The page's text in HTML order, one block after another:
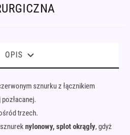
OPIS
sznurku z łącznikiem
trzech.
sznureknylonowy, splot okrągły, gdyż